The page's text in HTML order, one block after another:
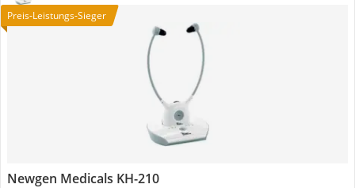
Preis-Leistungs-Sieger
Newgen Medicals KH-210